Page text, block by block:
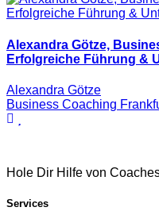
Alexandra Götze,
Erfolgreiche Führung &
Alexandra Götze
Business Coaching
Hole Dir Hilfe von
Services